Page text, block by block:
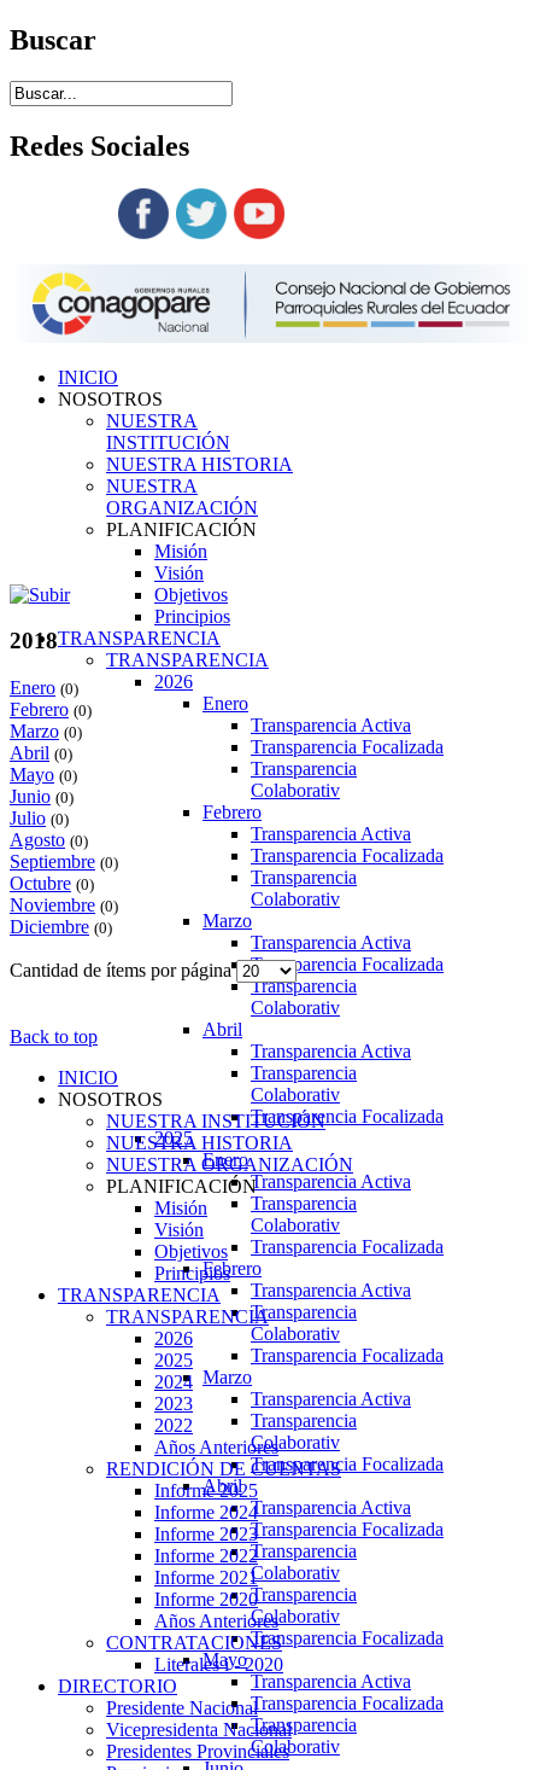
Buscar
Redes Sociales
INICIO
NOSOTROS
NUESTRA
INSTITUCIÓN
NUESTRA HISTORIA
NUESTRA
ORGANIZACIÓN
PLANIFICACIÓN
Misión
Visión
Objetivos
Principios
TRANSPARENCIA
TRANSPARENCIA
2026
Enero
Transparencia Activa
Transparencia Focalizada
Transparencia
Colaborativ
Febrero
Transparencia Activa
Transparencia Focalizada
Transparencia
Colaborativ
Marzo
Transparencia Activa
Transparencia Focalizada
Transparencia
Colaborativ
Abril
Transparencia Activa
Transparencia
Colaborativ
Transparencia Focalizada
2025
Enero
Transparencia Activa
Transparencia
Colaborativ
Transparencia Focalizada
Febrero
Transparencia Activa
Transparencia
Colaborativ
Transparencia Focalizada
Marzo
Transparencia Activa
Transparencia
Colaborativ
Transparencia Focalizada
Abril
Transparencia Activa
Transparencia Focalizada
Transparencia
Colaborativ
Transparencia
Colaborativ
Transparencia Focalizada
Mayo
Transparencia Activa
Transparencia Focalizada
Transparencia
Colaborativ
2018
Enero (0)
Febrero (0)
Marzo (0)
Abril (0)
Mayo (0)
Junio (0)
Julio (0)
Agosto (0)
Septiembre (0)
Octubre (0)
Noviembre (0)
Diciembre (0)
Cantidad de ítems por página
Back to top
INICIO
NOSOTROS
NUESTRA INSTITUCIÓN
NUESTRA HISTORIA
NUESTRA ORGANIZACIÓN
PLANIFICACIÓN
Misión
Visión
Objetivos
Principios
TRANSPARENCIA
TRANSPARENCIA
2026
2025
2024
2023
2022
Años Anteriores
RENDICIÓN DE CUENTAS
Informe 2025
Informe 2024
Informe 2023
Informe 2022
Informe 2021
Informe 2020
Años Anteriores
CONTRATACIONES
Literales i - 2020
DIRECTORIO
Presidente Nacional
Vicepresidenta Nacional
Presidentes Provinciales